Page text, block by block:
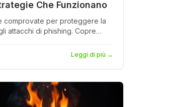
Che Funzionano
comprovate per proteggere la
attacchi di phishing. Copre
agli incidenti e statistiche
Leggi di più →